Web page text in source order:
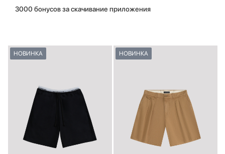
3000 бонусов за скачивание приложения
НОВИНКА НОВИНКА